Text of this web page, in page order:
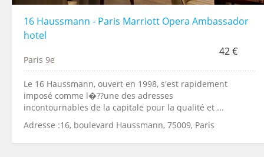
16 Haussmann - Paris Marriott Opera Ambassador
hotel
42 €
Paris 9e
Le 16 Haussmann, ouvert en 1998, s'est rapidement
imposé comme l�??une des adresses
incontournables de la capitale pour la qualité et ...
Adresse :16, boulevard Haussmann, 75009, Paris